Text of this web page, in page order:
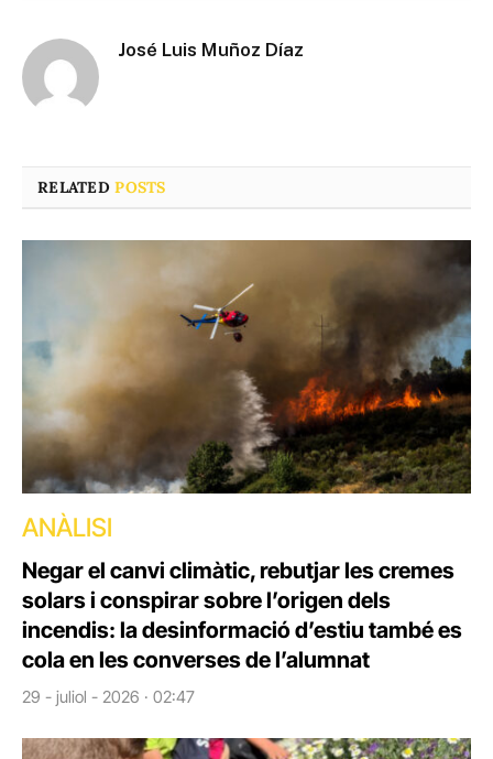
José Luis Muñoz Díaz
RELATEDPOSTS
ANÀLISI
Negar el canvi climàtic, rebutjar les cremes
solars i conspirar sobre l’origen dels
incendis: la desinformació d’estiu també es
cola en les converses de l’alumnat
29 - juliol - 2026 · 02:47